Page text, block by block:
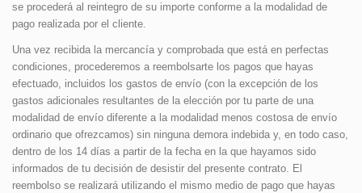
se procederá al reintegro de su importe conforme a la modalidad de
pago realizada por el cliente.
Una vez recibida la mercancía y comprobada que está en perfectas
condiciones, procederemos a reembolsarte los pagos que hayas
efectuado, incluidos los gastos de envío (con la excepción de los
gastos adicionales resultantes de la elección por tu parte de una
modalidad de envío diferente a la modalidad menos costosa de envío
ordinario que ofrezcamos) sin ninguna demora indebida y, en todo caso,
dentro de los 14 días a partir de la fecha en la que hayamos sido
informados de tu decisión de desistir del presente contrato. El
reembolso se realizará utilizando el mismo medio de pago que hayas